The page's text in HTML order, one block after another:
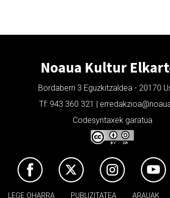
Noaua Kultur
Bordaberri 3 Eguzkitzaldea - 20170
Tf: 943 360 321 |
Codesyntaxek garatua
LEGE OHARRA PUBLIZITATEA ARAUAK